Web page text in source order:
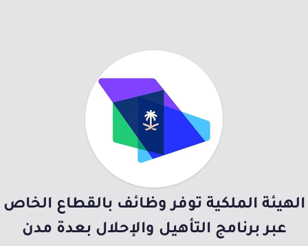
الهيئة الملكية توفر وظائف بالقطاع الخاص
عبر برنامج التأهيل والإحلال بعدة مدن